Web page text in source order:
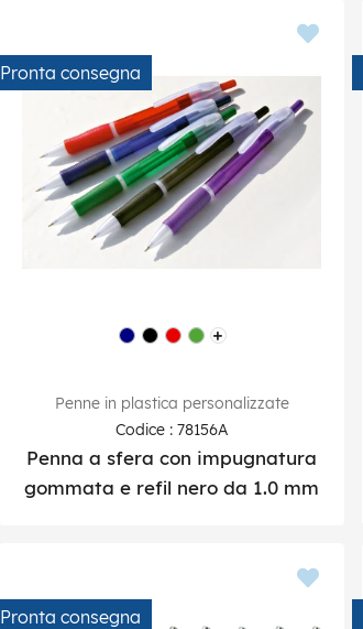
Pronta consegna
Penne in plastica personalizzate
Codice : 78156A
Penna a sfera con impugnatura
gommata e refil nero da 1.0 mm
Pronta consegna